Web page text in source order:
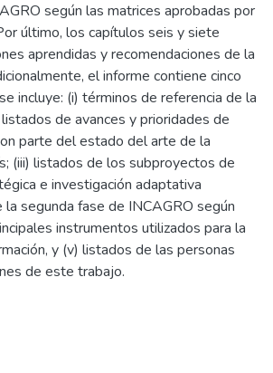
según las matrices aprobadas por
último, los capítulos seis y siete
aprendidas y recomendaciones de la
el informe contiene cinco
incluye: (i) términos de referencia de la
de avances y prioridades de
parte del estado del arte de la
(iii) listados de los subproyectos de
e investigación adaptativa
la segunda fase de INCAGRO según
instrumentos utilizados para la
y (v) listados de las personas
de este trabajo.